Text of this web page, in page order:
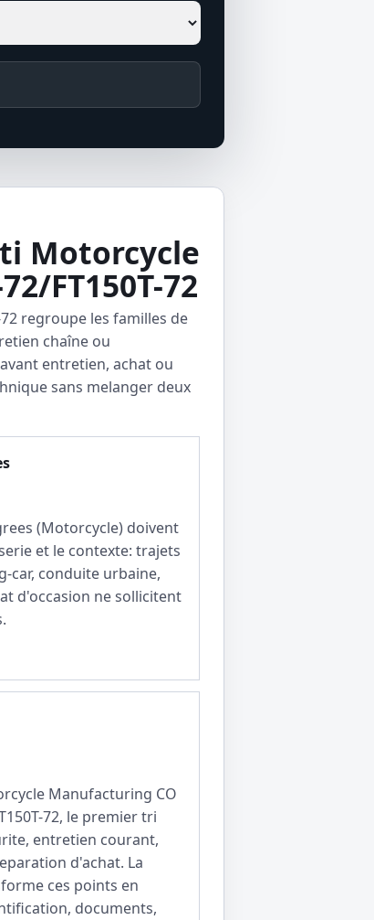
Motorcycle
FT150T-72
regroupe les familles de
chaîne ou
entretien, achat ou
sans melanger deux
(Motorcycle) doivent
et le contexte: trajets
car, conduite urbaine,
d'occasion ne sollicitent
Manufacturing CO
72, le premier tri
entretien courant,
d'achat. La
ces points en
documents,